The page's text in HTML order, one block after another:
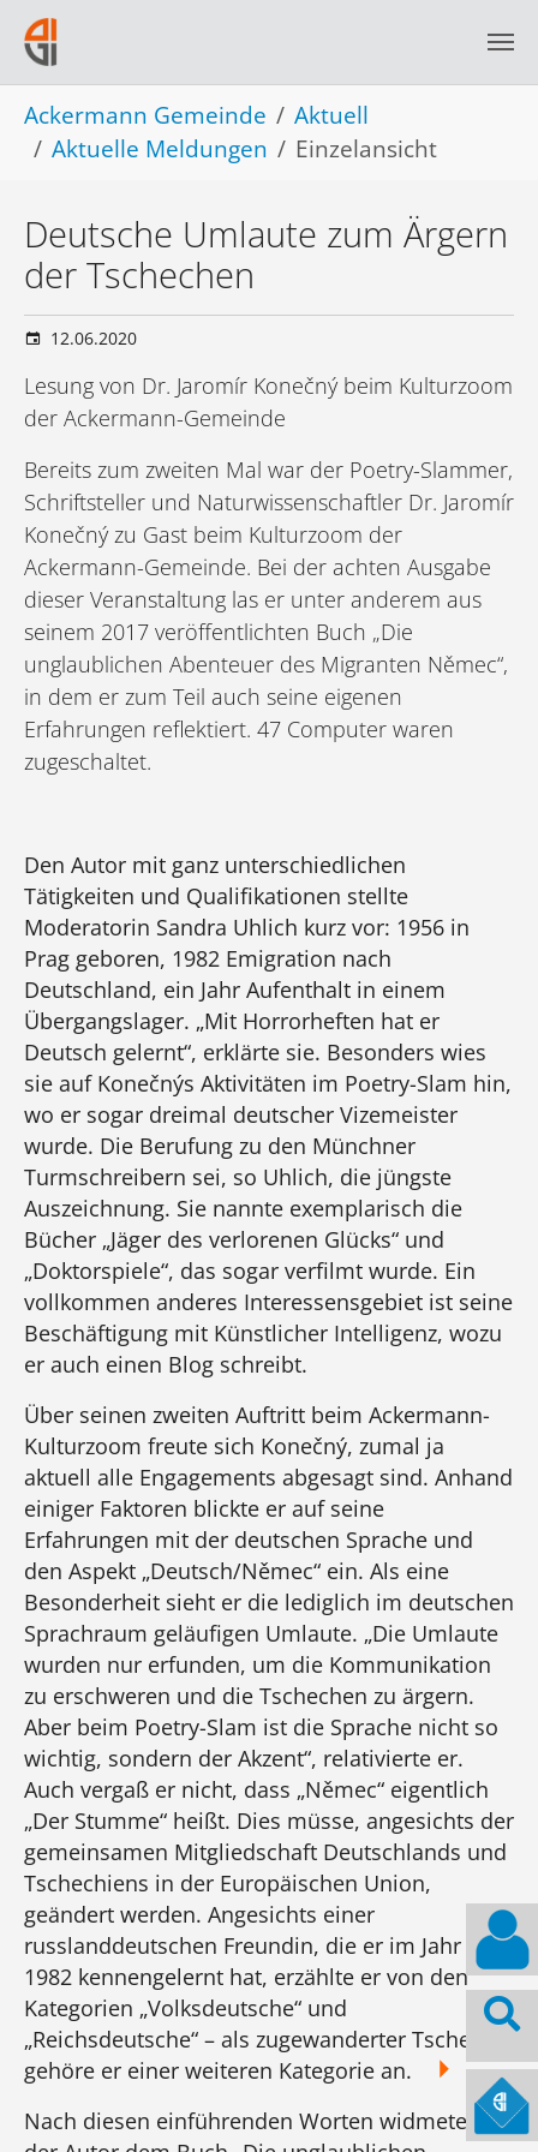
Skip to main navigation
Skip to main content
Skip to page footer
You are here:
Ackermann Gemeinde
Aktuell
Aktuelle Meldungen
Einzelansicht
Deutsche Umlaute zum Ärgern
der Tschechen
12.06.2020
Lesung von Dr. Jaromír Konečný beim Kulturzoom
der Ackermann-Gemeinde
Bereits zum zweiten Mal war der Poetry-Slammer,
Schriftsteller und Naturwissenschaftler Dr. Jaromír
Konečný zu Gast beim Kulturzoom der
Ackermann-Gemeinde. Bei der achten Ausgabe
dieser Veranstaltung las er unter anderem aus
seinem 2017 veröffentlichten Buch „Die
unglaublichen Abenteuer des Migranten Němec“,
in dem er zum Teil auch seine eigenen
Erfahrungen reflektiert. 47 Computer waren
zugeschaltet.
Den Autor mit ganz unterschiedlichen
Tätigkeiten und Qualifikationen stellte
Moderatorin Sandra Uhlich kurz vor: 1956 in
Prag geboren, 1982 Emigration nach
Deutschland, ein Jahr Aufenthalt in einem
Übergangslager. „Mit Horrorheften hat er
Deutsch gelernt“, erklärte sie. Besonders wies
sie auf Konečnýs Aktivitäten im Poetry-Slam hin,
wo er sogar dreimal deutscher Vizemeister
wurde. Die Berufung zu den Münchner
Turmschreibern sei, so Uhlich, die jüngste
Auszeichnung. Sie nannte exemplarisch die
Bücher „Jäger des verlorenen Glücks“ und
„Doktorspiele“, das sogar verfilmt wurde. Ein
vollkommen anderes Interessensgebiet ist seine
Beschäftigung mit Künstlicher Intelligenz, wozu
er auch einen Blog schreibt.
Über seinen zweiten Auftritt beim Ackermann-
Kulturzoom freute sich Konečný, zumal ja
aktuell alle Engagements abgesagt sind. Anhand
einiger Faktoren blickte er auf seine
Erfahrungen mit der deutschen Sprache und
den Aspekt „Deutsch/Němec“ ein. Als eine
Besonderheit sieht er die lediglich im deutschen
Sprachraum geläufigen Umlaute. „Die Umlaute
wurden nur erfunden, um die Kommunikation
zu erschweren und die Tschechen zu ärgern.
Aber beim Poetry-Slam ist die Sprache nicht so
wichtig, sondern der Akzent“, relativierte er.
Auch vergaß er nicht, dass „Němec“ eigentlich
„Der Stumme“ heißt. Dies müsse, angesichts der
gemeinsamen Mitgliedschaft Deutschlands und
Tschechiens in der Europäischen Union,
geändert werden. Angesichts einer
russlanddeutschen Freundin, die er im Jahr
1982 kennengelernt hat, erzählte er von den
Kategorien „Volksdeutsche“ und
„Reichsdeutsche“ – als zugewanderter Tscheche
gehöre er einer weiteren Kategorie an.
Nach diesen einführenden Worten widmete sich